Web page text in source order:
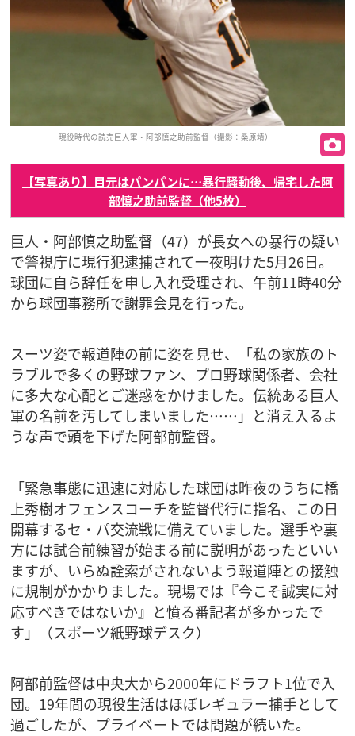
現役時代の読売巨人軍・阿部慎之助前監督（撮影：桑原靖）
【写真あり】目元はパンパンに…暴行騒動後、帰宅した阿
部慎之助前監督（他5枚）
巨人・阿部慎之助監督（47）が長女への暴行の疑い
で警視庁に現行犯逮捕されて一夜明けた5月26日。
球団に自ら辞任を申し入れ受理され、午前11時40分
から球団事務所で謝罪会見を行った。
スーツ姿で報道陣の前に姿を見せ、「私の家族のト
ラブルで多くの野球ファン、プロ野球関係者、会社
に多大な心配とご迷惑をかけました。伝統ある巨人
軍の名前を汚してしまいました……」と消え入るよ
うな声で頭を下げた阿部前監督。
「緊急事態に迅速に対応した球団は昨夜のうちに橋
上秀樹オフェンスコーチを監督代行に指名、この日
開幕するセ・パ交流戦に備えていました。選手や裏
方には試合前練習が始まる前に説明があったといい
ますが、いらぬ詮索がされないよう報道陣との接触
に規制がかかりました。現場では『今こそ誠実に対
応すべきではないか』と憤る番記者が多かったで
す」（スポーツ紙野球デスク）
阿部前監督は中央大から2000年にドラフト1位で入
団。19年間の現役生活はほぼレギュラー捕手として
過ごしたが、プライベートでは問題が続いた。